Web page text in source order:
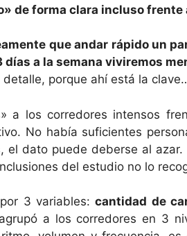
de forma clara incluso frente
que andar rápido un
a la semana viviremos
porque ahí está la
a los corredores intensos
No había suficientes
el dato puede deberse al
del estudio no lo
3 variables: cantidad de
a los corredores en 3